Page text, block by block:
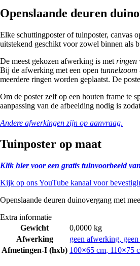
Openslaande deuren
Elke schuttingposter of tuinposter, canvas
uitstekend geschikt voor zowel binnen als
De meest gekozen afwerking is met ringen
Bij de afwerking met een open tunnelzoom
meerdere ringen worden geplaatst. De
Om de poster zelf op een houten frame te
aanpassing van de afbeelding nodig is
Andere afwerkingen zijn op aanvraag.
Tuinposter op maat
Klik hier voor een gratis tuinvoorbeeld
Kijk op ons YouTube kanaal voor
Openslaande deuren duinovergang met
Extra informatie
Gewicht
0,0000 kg
Afwerking
geen afwerking,
Afmetingen-I (hxb) 100×65 cm, 110×75